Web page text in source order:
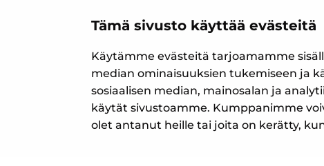
Tämä sivusto käyttää evästeitä
Käytämme evästeitä tarjoamamme
median ominaisuuksien tukemiseen ja
sosiaalisen median, mainosalan ja
käytät sivustoamme. Kumppanimme
olet antanut heille tai joita on kerätty,
myynti@suomenlampomittari.fi
Tietosuojaseloste
Evästekäytännöt